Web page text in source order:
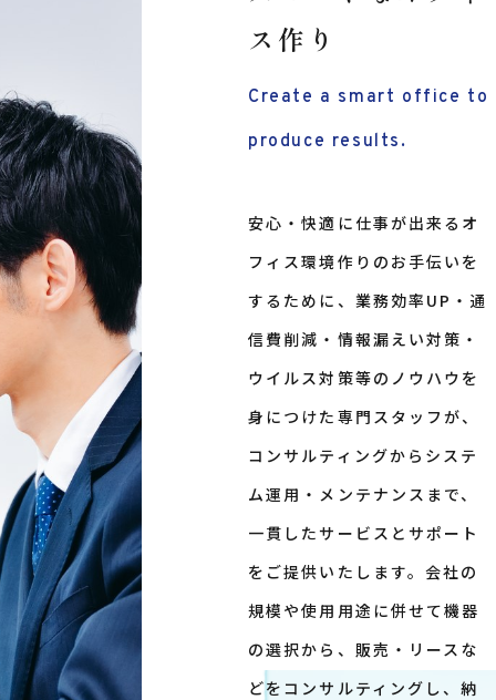
ス作り
Create a smart office to
produce results.
安心・快適に仕事が出来るオ
フィス環境作りのお手伝いを
するために、業務効率UP・通
信費削減・情報漏えい対策・
ウイルス対策等のノウハウを
身につけた専門スタッフが、
コンサルティングからシステ
ム運用・メンテナンスまで、
一貫したサービスとサポート
をご提供いたします。会社の
規模や使用用途に併せて機器
の選択から、販売・リースな
どをコンサルティングし、納